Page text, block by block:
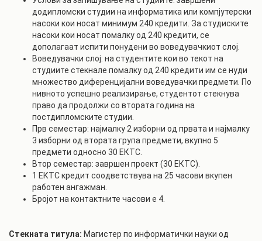
додипломски студии на информатика или компјутерски
насоки кои носат минимум 240 кредити. За студиските
насоки кои носат помалку од 240 кредити, се
дополагаат испити понудени во воведувачкиот слој.
Воведувачки слој: на студентите кои во текот на
студиите стекнале помалку од 240 кредити им се нуди
множество диференцијални воведувачки предмети. По
нивното успешно реализирање, студентот стекнува
право да продолжи со втората година на
постдипломските студии.
Прв семестар: најмалку 2 изборни од првата и најмалку
3 изборни од втората група предмети, вкупно 5
предмети односно 30 ЕКТС.
Втор семестар: завршен проект (30 ЕКТС).
1 ЕКТС кредит соодветствува на 25 часови вкупен
работен ангажман.
Бројот на контактните часови е 4.
Стекната титула: Магистер по информатички науки од